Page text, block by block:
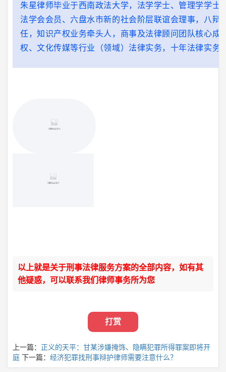
朱星律师毕业于西南政法大学，法学学士、管理学学士
法学会会员、六盘水市新的社会阶层联谊会理事，八辩
任，知识产权业务牵头人，商事及法律顾问团队核心成
权、文化传媒等行业（领域）法律实务，十年法律实务
以上就是关于刑事法律服务方案的全部内容，如有其
他疑惑，可以联系我们律师事务所为您
打赏
上一篇： ​正义的天平：甘某涉嫌掩饰、隐瞒犯罪所得罪案即将开
庭 下一篇： 经济犯罪找刑事辩护律师需要注意什么？